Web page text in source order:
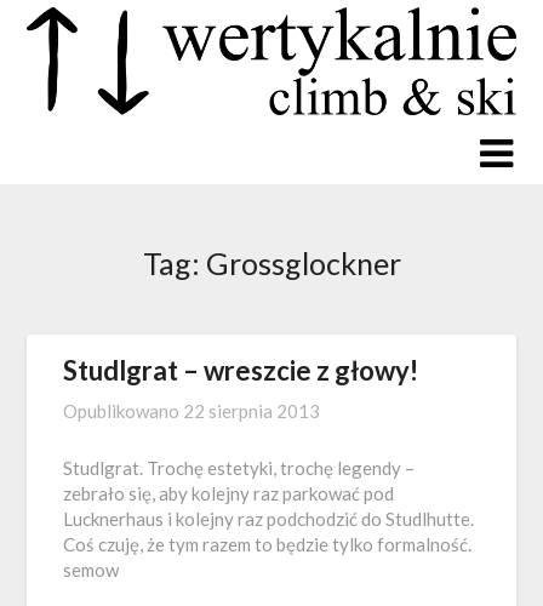
Tag: Grossglockner
Studlgrat – wreszcie z głowy!
Opublikowano 22 sierpnia 2013
Studlgrat. Trochę estetyki, trochę legendy –
zebrało się, aby kolejny raz parkować pod
Lucknerhaus i kolejny raz podchodzić do Studlhutte.
Coś czuję, że tym razem to będzie tylko formalność.
semow